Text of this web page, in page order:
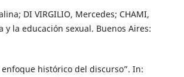
DI VIRGILIO, Mercedes; CHAMI,
y la educación sexual. Buenos Aires:
enfoque histórico del discurso”. In: